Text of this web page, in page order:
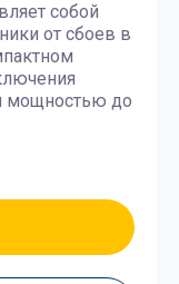
собой
от сбоев в
мощностью до